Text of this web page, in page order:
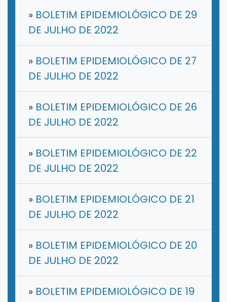
» BOLETIM EPIDEMIOLÓGICO DE 29
DE JULHO DE 2022
» BOLETIM EPIDEMIOLÓGICO DE 27
DE JULHO DE 2022
» BOLETIM EPIDEMIOLÓGICO DE 26
DE JULHO DE 2022
» BOLETIM EPIDEMIOLÓGICO DE 22
DE JULHO DE 2022
» BOLETIM EPIDEMIOLÓGICO DE 21
DE JULHO DE 2022
» BOLETIM EPIDEMIOLÓGICO DE 20
DE JULHO DE 2022
» BOLETIM EPIDEMIOLÓGICO DE 19